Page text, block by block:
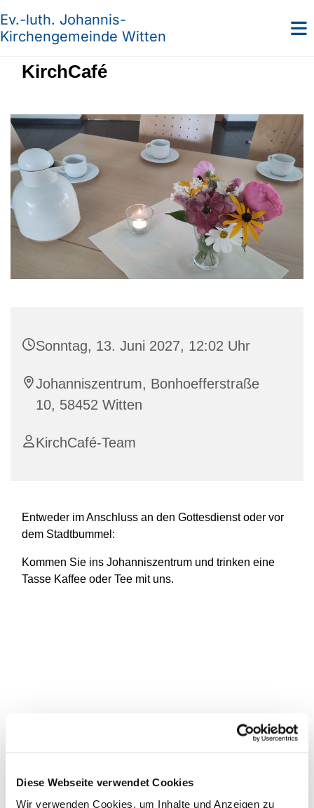
Diese Webseite verwendet Cookies
Wir verwenden Cookies, um Inhalte und Anzeigen zu
Ev.-luth. Johannis-
Kirchengemeinde Witten
KirchCafé
Sonntag, 13. Juni 2027, 12:02 Uhr
Johanniszentrum, Bonhoefferstraße
10, 58452 Witten
KirchCafé-Team
Entweder im Anschluss an den Gottesdienst oder vor
dem Stadtbummel:
Kommen Sie ins Johanniszentrum und trinken eine
Tasse Kaffee oder Tee mit uns.